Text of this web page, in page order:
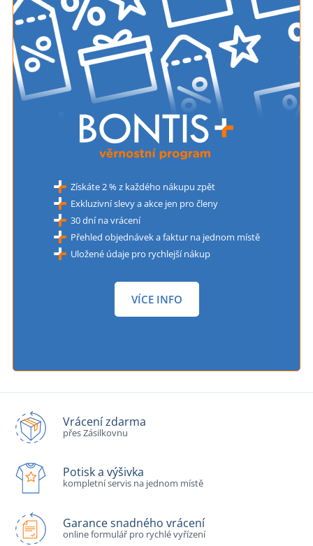
Získáte 2 % z každého nákupu zpět
Exkluzivní slevy a akce jen pro členy
30 dní na vrácení
Přehled objednávek a faktur na jednom místě
Uložené údaje pro rychlejší nákup
VÍCE INFO
Vrácení zdarma
přes Zásilkovnu
Potisk a výšivka
kompletní servis na jednom místě
Garance snadného vrácení
online formulář pro rychlé vyřízení